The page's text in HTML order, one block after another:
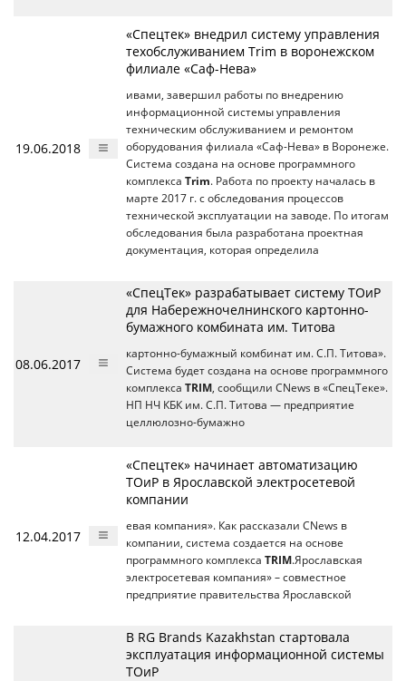
19.06.2018
«Спецтек» внедрил систему управления
техобслуживанием Trim в воронежском
филиале «Саф-Нева»
ивами, завершил работы по внедрению
информационной системы управления
техническим обслуживанием и ремонтом
оборудования филиала «Саф-Нева» в Воронеже.
Система создана на основе программного
комплекса Trim. Работа по проекту началась в
марте 2017 г. с обследования процессов
технической эксплуатации на заводе. По итогам
обследования была разработана проектная
документация, которая определила
08.06.2017
«СпецТек» разрабатывает систему ТОиР
для Набережночелнинского картонно-
бумажного комбината им. Титова
картонно-бумажный комбинат им. С.П. Титова».
Система будет создана на основе программного
комплекса TRIM, сообщили CNews в «СпецТеке».
НП НЧ КБК им. С.П. Титова — предприятие
целлюлозно-бумажно
12.04.2017
«Спецтек» начинает автоматизацию
ТОиР в Ярославской электросетевой
компании
евая компания». Как рассказали CNews в
компании, система создается на основе
программного комплекса TRIM.Ярославская
электросетевая компания» – совместное
предприятие правительства Ярославской
В RG Brands Kazakhstan стартовала
эксплуатация информационной системы
ТОиР